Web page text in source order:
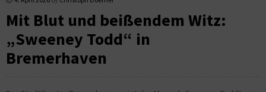
Mit Blut und beißendem Witz:
„Sweeney Todd“ in
Bremerhaven